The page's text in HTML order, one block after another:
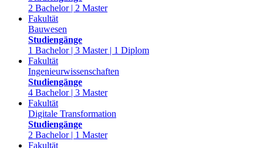
2 Bachelor | 2 Master
Fakultät
Bauwesen
Studiengänge
1 Bachelor | 3 Master | 1 Diplom
Fakultät
Ingenieurwissenschaften
Studiengänge
4 Bachelor | 3 Master
Fakultät
Digitale Transformation
Studiengänge
2 Bachelor | 1 Master
Fakultät